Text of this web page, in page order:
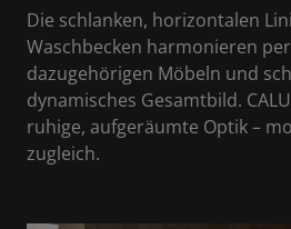
Die schlanken, horizontalen
Waschbecken harmonieren
dazugehörigen Möbeln und
dynamisches Gesamtbild.
ruhige, aufgeräumte Optik –
zugleich.